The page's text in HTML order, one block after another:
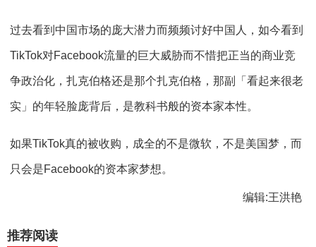
过去看到中国市场的庞大潜力而频频讨好中国人，如今看到
TikTok对Facebook流量的巨大威胁而不惜把正当的商业竞
争政治化，扎克伯格还是那个扎克伯格，那副「看起来很老
实」的年轻脸庞背后，是教科书般的资本家本性。
如果TikTok真的被收购，成全的不是微软，不是美国梦，而
只会是Facebook的资本家梦想。
编辑:王洪艳
推荐阅读